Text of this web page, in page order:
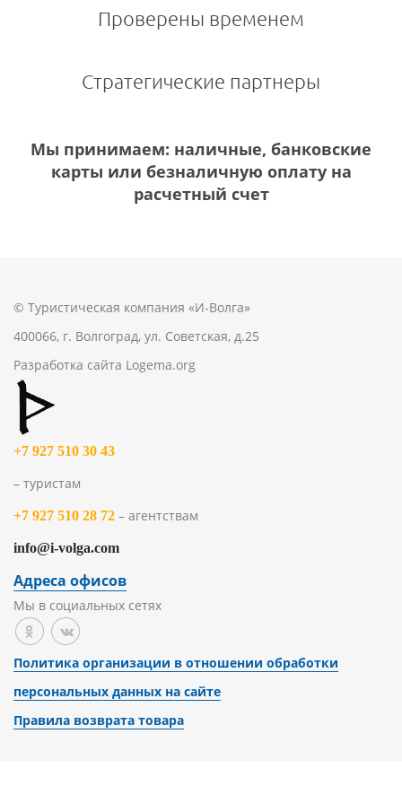
Проверены временем
Стратегические партнеры
Мы принимаем: наличные, банковские
карты или безналичную оплату на
расчетный счет
© Туристическая компания «И-Волга»
400066, г. Волгоград, ул. Советская, д.25
Разработка сайта Logema.org
+7 927 510 30 43
– туристам
+7 927 510 28 72 – агентствам
info@i-volga.com
Адреса офисов
Мы в социальных сетях
Политика организации в отношении обработки
персональных данных на сайте
Правила возврата товара